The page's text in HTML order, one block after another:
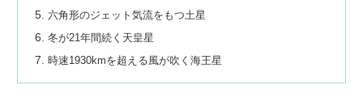
六角形のジェット気流をもつ土星
冬が21年間続く天皇星
時速1930kmを超える風が吹く海王星